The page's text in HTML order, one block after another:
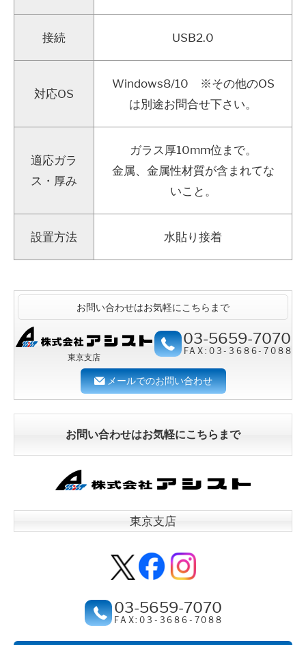
接続 USB2.0
対応OS
Windows8/10 ※その他のOS
は別途お問合せ下さい。
適応ガラ
ス・厚み
ガラス厚10mm位まで。
金属、金属性材質が含まれてな
いこと。
設置方法 水貼り接着
お問い合わせはお気軽にこちらまで
東京支店
03-5659-7070
FAX:03-3686-7088
メールでのお問い合わせ
お問い合わせはお気軽にこちらまで
東京支店
03-5659-7070
FAX:03-3686-7088